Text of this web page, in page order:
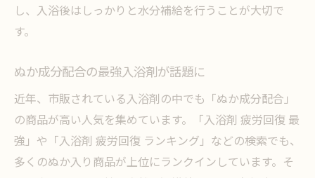
し、入浴後はしっかりと水分補給を行うことが大切で
す。
ぬか成分配合の最強入浴剤が話題に
近年、市販されている入浴剤の中でも「ぬか成分配合」
の商品が高い人気を集めています。「入浴剤 疲労回復 最
強」や「入浴剤 疲労回復 ランキング」などの検索でも、
多くのぬか入り商品が上位にランクインしています。そ